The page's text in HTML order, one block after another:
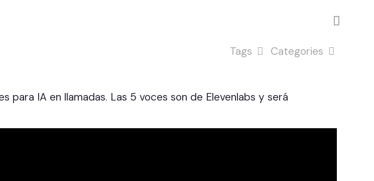
Categories
Tags
IA en llamadas. Las 5 voces son de Elevenlabs y será